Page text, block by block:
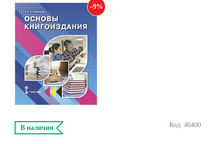
9
Код: 46400
В наличии